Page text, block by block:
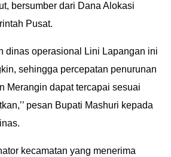
bersumber dari Dana Alokasi
Pusat.
dinas operasional Lini Lapangan ini
sehingga percepatan penurunan
Merangin dapat tercapai sesuai
pesan Bupati Mashuri kepada
kecamatan yang menerima